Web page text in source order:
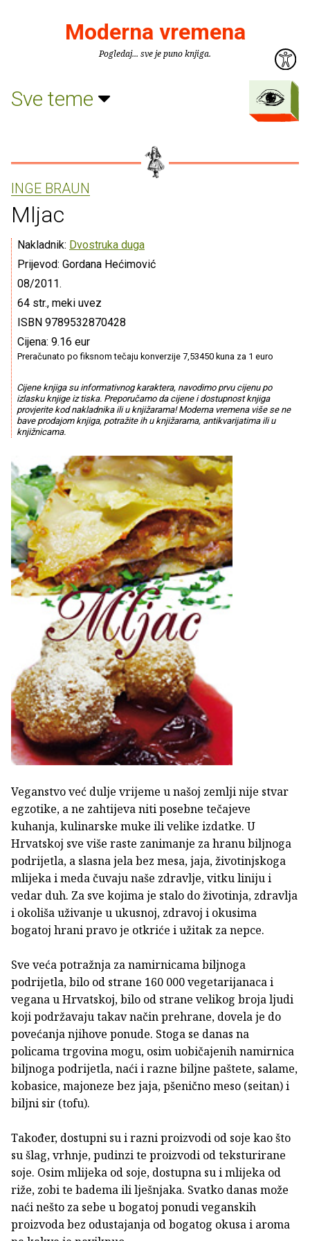
Moderna vremena
Pogledaj... sve je puno knjiga.
Sve teme
INGE BRAUN
Mljac
Nakladnik: Dvostruka duga
Prijevod: Gordana Hećimović
08/2011.
64 str., meki uvez
ISBN 9789532870428
Cijena: 9.16 eur
Preračunato po fiksnom tečaju konverzije 7,53450 kuna za 1 euro
Cijene knjiga su informativnog karaktera, navodimo prvu cijenu po
izlasku knjige iz tiska. Preporučamo da cijene i dostupnost knjiga
provjerite kod nakladnika ili u knjižarama! Moderna vremena više se ne
bave prodajom knjiga, potražite ih u knjižarama, antikvarijatima ili u
knjižnicama.
Veganstvo već dulje vrijeme u našoj zemlji nije stvar
egzotike, a ne zahtijeva niti posebne tečajeve
kuhanja, kulinarske muke ili velike izdatke. U
Hrvatskoj sve više raste zanimanje za hranu biljnoga
podrijetla, a slasna jela bez mesa, jaja, životinjskoga
mlijeka i meda čuvaju naše zdravlje, vitku liniju i
vedar duh. Za sve kojima je stalo do životinja, zdravlja
i okoliša uživanje u ukusnoj, zdravoj i okusima
bogatoj hrani pravo je otkriće i užitak za nepce.
Sve veća potražnja za namirnicama biljnoga
podrijetla, bilo od strane 160 000 vegetarijanaca i
vegana u Hrvatskoj, bilo od strane velikog broja ljudi
koji podržavaju takav način prehrane, dovela je do
povećanja njihove ponude. Stoga se danas na
policama trgovina mogu, osim uobičajenih namirnica
biljnoga podrijetla, naći i razne biljne paštete, salame,
kobasice, majoneze bez jaja, pšenično meso (seitan) i
biljni sir (tofu).
Također, dostupni su i razni proizvodi od soje kao što
su šlag, vrhnje, pudinzi te proizvodi od teksturirane
soje. Osim mlijeka od soje, dostupna su i mlijeka od
riže, zobi te badema ili lješnjaka. Svatko danas može
naći nešto za sebe u bogatoj ponudi veganskih
proizvoda bez odustajanja od bogatog okusa i aroma